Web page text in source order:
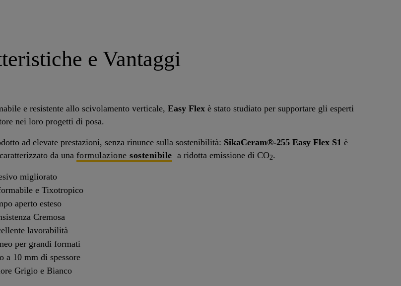
e Vantaggi
e resistente allo scivolamento verticale, Easy Flex è stato studiato per supportare gli esperti
nei loro progetti di posa.
ad elevate prestazioni, senza rinunce sulla sostenibilità: SikaCeram®-255 Easy Flex S1 è
da una formulazionesostenibile a ridotta emissione di CO2.
migliorato
e Tixotropico
aperto esteso
Cremosa
lavorabilità
per grandi formati
a 10 mm di spessore
Grigio e Bianco